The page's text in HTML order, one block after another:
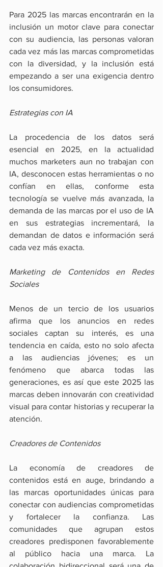
Para 2025 las marcas encontrarán en la
inclusión un motor clave para conectar
con su audiencia, las personas valoran
cada vez más las marcas comprometidas
con la diversidad, y la inclusión está
empezando a ser una exigencia dentro
los consumidores.
Estrategias con IA
La procedencia de los datos será
esencial en 2025, en la actualidad
muchos marketers aun no trabajan con
IA, desconocen estas herramientas o no
confían en ellas, conforme esta
tecnología se vuelve más avanzada, la
demanda de las marcas por el uso de IA
en sus estrategias incrementará, la
demandan de datos e información será
cada vez más exacta.
Marketing de Contenidos en Redes
Sociales
Menos de un tercio de los usuarios
afirma que los anuncios en redes
sociales captan su interés, es una
tendencia en caída, esto no solo afecta
a las audiencias jóvenes; es un
fenómeno que abarca todas las
generaciones, es así que este 2025 las
marcas deben innovarán con creatividad
visual para contar historias y recuperar la
atención.
Creadores de Contenidos
La economía de creadores de
contenidos está en auge, brindando a
las marcas oportunidades únicas para
conectar con audiencias comprometidas
y fortalecer la confianza. Las
comunidades que agrupan estos
creadores predisponen favorablemente
al público hacia una marca. La